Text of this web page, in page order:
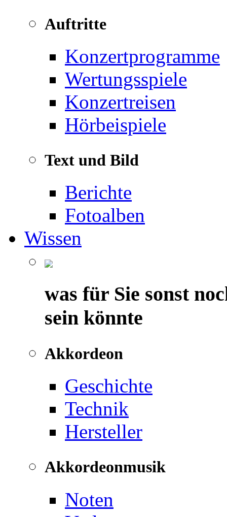
Auftritte
Konzertprogramme
Wertungsspiele
Konzertreisen
Hörbeispiele
Text und Bild
Berichte
Fotoalben
Wissen
was für Sie sonst
sein könnte
Akkordeon
Geschichte
Technik
Hersteller
Akkordeonmusik
Noten